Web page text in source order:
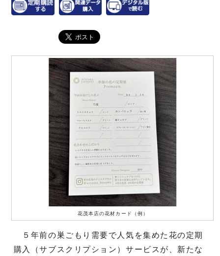
花茂本店の花材カード（例）
５年前の巣ごもり需要で人気を集めた花の定期
購入（サブスクリプション）サービスが、新たな